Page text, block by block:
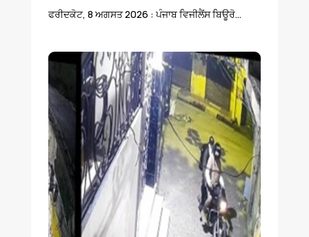
ਫਰੀਦਕੋਟ, 8 ਅਗਸਤ 2026 : ਪੰਜਾਬ ਵਿਜੀਲੈਂਸ ਬਿਊਰੋ...